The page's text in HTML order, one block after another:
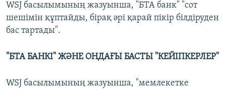
WSJ басылымының жазуынша, "БТА банк" "сот
шешімін құптайды, бірақ әрі қарай пікір білдіруден
бас тартады".
"БТА БАНКІ" ЖӘНЕ ОНДАҒЫ БАСТЫ "КЕЙІПКЕРЛЕР"
WSJ басылымының жазуынша, "мемлекетке